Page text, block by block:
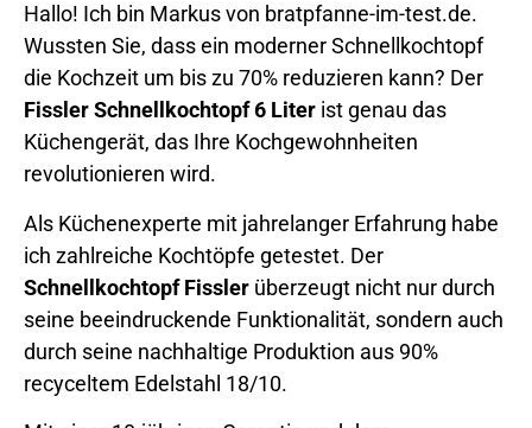
Hallo! Ich bin Markus von bratpfanne-im-test.de.
Wussten Sie, dass ein moderner Schnellkochtopf
die Kochzeit um bis zu 70% reduzieren kann? Der
Fissler Schnellkochtopf 6 Liter ist genau das
Küchengerät, das Ihre Kochgewohnheiten
revolutionieren wird.
Als Küchenexperte mit jahrelanger Erfahrung habe
ich zahlreiche Kochtöpfe getestet. Der
Schnellkochtopf Fissler überzeugt nicht nur durch
seine beeindruckende Funktionalität, sondern auch
durch seine nachhaltige Produktion aus 90%
recyceltem Edelstahl 18/10.